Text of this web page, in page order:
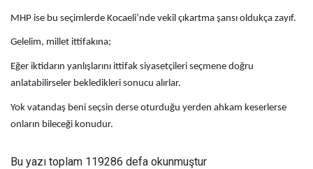
MHP ise bu seçimlerde Kocaeli’nde vekil çıkartma şansı oldukça zayıf.
Gelelim, millet ittifakına;
Eğer iktidarın yanlışlarını ittifak siyasetçileri seçmene doğru
anlatabilirseler bekledikleri sonucu alırlar.
Yok vatandaş beni seçsin derse oturduğu yerden ahkam keserlerse
onların bileceği konudur.
Bu yazı toplam 119286 defa okunmuştur